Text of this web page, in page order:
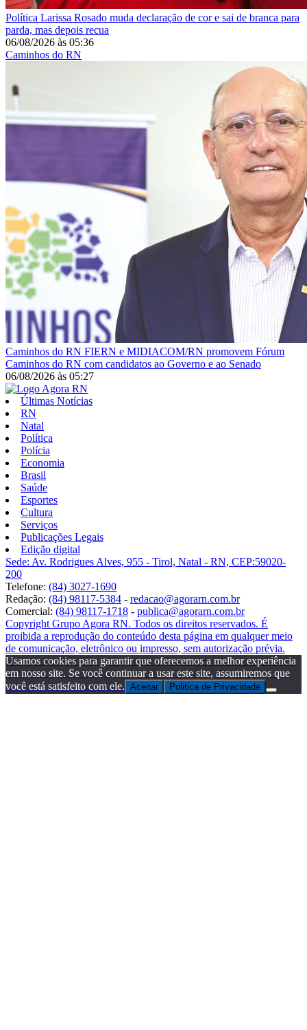
Política Larissa Rosado muda declaração de cor e sai de branca para
parda, mas depois recua
06/08/2026 às 05:36
Caminhos do RN
Caminhos do RN FIERN e MIDIACOM/RN promovem Fórum
Caminhos do RN com candidatos ao Governo e ao Senado
06/08/2026 às 05:27
Últimas Notícias
RN
Natal
Política
Polícia
Economia
Brasil
Saúde
Esportes
Cultura
Serviços
Publicações Legais
Edição digital
Sede: Av. Rodrigues Alves, 955 - Tirol, Natal - RN, CEP:59020-
200
Telefone: (84) 3027-1690
Redação: (84) 98117-5384 - redacao@agorarn.com.br
Comercial: (84) 98117-1718 - publica@agorarn.com.br
Copyright Grupo Agora RN. Todos os direitos reservados. É
proibida a reprodução do conteúdo desta página em qualquer meio
de comunicação, eletrônico ou impresso, sem autorização prévia.
Usamos cookies para garantir que oferecemos a melhor experiência
em nosso site. Se você continuar a usar este site, assumiremos que
você está satisfeito com ele. Aceitar Politica de Privacidade